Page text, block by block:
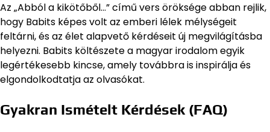
Az „Abból a kikötőből…” című vers öröksége abban rejlik,
hogy Babits képes volt az emberi lélek mélységeit
feltárni, és az élet alapvető kérdéseit új megvilágításba
helyezni. Babits költészete a magyar irodalom egyik
legértékesebb kincse, amely továbbra is inspirálja és
elgondolkodtatja az olvasókat.
Gyakran Ismételt Kérdések (FAQ)